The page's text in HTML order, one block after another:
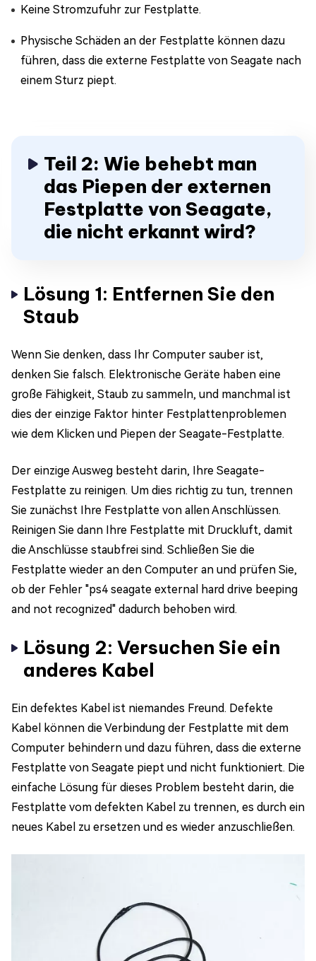
Keine Stromzufuhr zur Festplatte.
Physische Schäden an der Festplatte können dazu
führen, dass die externe Festplatte von Seagate nach
einem Sturz piept.
Teil 2: Wie behebt man
das Piepen der externen
Festplatte von Seagate,
die nicht erkannt wird?
Lösung 1: Entfernen Sie den
Staub
Wenn Sie denken, dass Ihr Computer sauber ist,
denken Sie falsch. Elektronische Geräte haben eine
große Fähigkeit, Staub zu sammeln, und manchmal ist
dies der einzige Faktor hinter Festplattenproblemen
wie dem Klicken und Piepen der Seagate-Festplatte.
Der einzige Ausweg besteht darin, Ihre Seagate-
Festplatte zu reinigen. Um dies richtig zu tun, trennen
Sie zunächst Ihre Festplatte von allen Anschlüssen.
Reinigen Sie dann Ihre Festplatte mit Druckluft, damit
die Anschlüsse staubfrei sind. Schließen Sie die
Festplatte wieder an den Computer an und prüfen Sie,
ob der Fehler "ps4 seagate external hard drive beeping
and not recognized" dadurch behoben wird.
Lösung 2: Versuchen Sie ein
anderes Kabel
Ein defektes Kabel ist niemandes Freund. Defekte
Kabel können die Verbindung der Festplatte mit dem
Computer behindern und dazu führen, dass die externe
Festplatte von Seagate piept und nicht funktioniert. Die
einfache Lösung für dieses Problem besteht darin, die
Festplatte vom defekten Kabel zu trennen, es durch ein
neues Kabel zu ersetzen und es wieder anzuschließen.